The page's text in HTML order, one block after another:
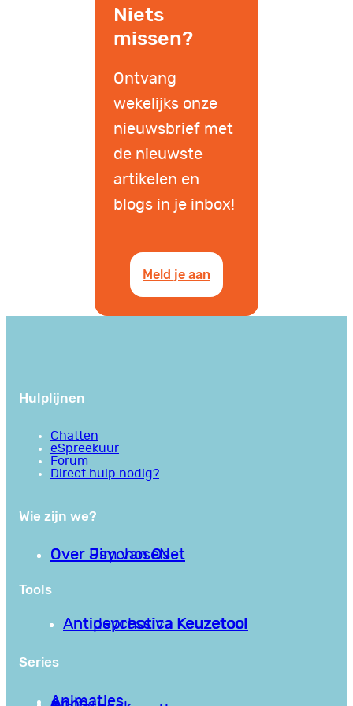
Niets
missen?
Ontvang
wekelijks onze
nieuwsbrief met
de nieuwste
artikelen en
blogs in je inbox!
Meld je aan
Hulplijnen
Chatten
eSpreekuur
Forum
Direct hulp nodig?
Wie zijn we?
Over PsychoseNet
Over Jim van Os
Tools
Antipsychotica Keuzetool
Antidepressiva Keuzetool
Series
Animaties